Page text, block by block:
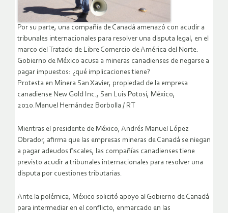
Por su parte, una compañía de Canadá amenazó con acudir a
tribunales internacionales para resolver una disputa legal, en el
marco del Tratado de Libre Comercio de América del Norte.
Gobierno de México acusa a mineras canadienses de negarse a
pagar impuestos: ¿qué implicaciones tiene?
Protesta en Minera San Xavier, propiedad de la empresa
canadiense New Gold Inc., San Luis Potosí, México,
2010.Manuel Hernández Borbolla / RT
Mientras el presidente de México, Andrés Manuel López
Obrador, afirma que las empresas mineras de Canadá se niegan
a pagar adeudos fiscales, las compañías canadienses tiene
previsto acudir a tribunales internacionales para resolver una
disputa por cuestiones tributarias.
Ante la polémica, México solicitó apoyo al Gobierno de Canadá
para intermediar en el conflicto, enmarcado en las